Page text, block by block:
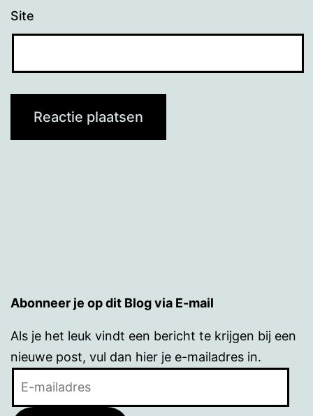
Site
Abonneer je op dit Blog via E-mail
Als je het leuk vindt een bericht te krijgen bij een
nieuwe post, vul dan hier je e-mailadres in.